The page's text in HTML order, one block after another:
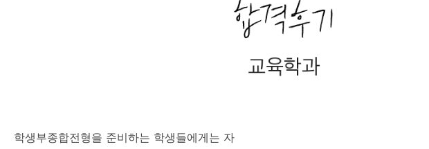
학생부종합전형을 준비하는 학생들에게는 자